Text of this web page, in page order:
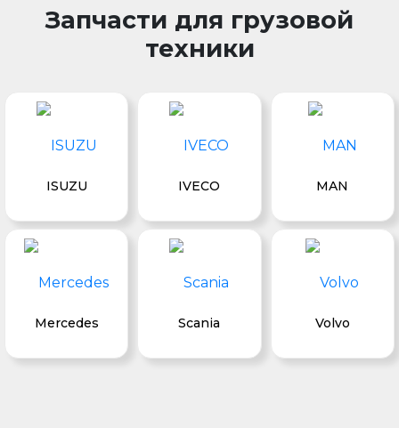
Запчасти для грузовой
техники
ISUZU IVECO MAN
Mercedes Scania Volvo